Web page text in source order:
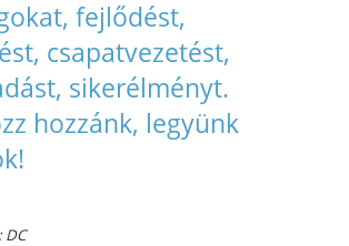
fejlődést,
csapatvezetést,
sikerélményt.
hozzánk, legyünk
DC